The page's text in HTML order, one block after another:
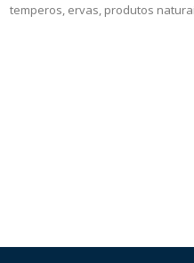
temperos, ervas, produtos